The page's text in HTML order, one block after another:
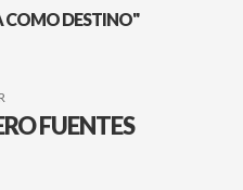
COMO DESTINO"
FUENTES